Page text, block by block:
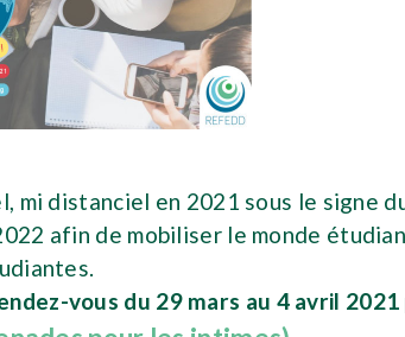
mi distanciel en 2021 sous le signe
afin de mobiliser le monde
vous du 29 mars au 4 avril